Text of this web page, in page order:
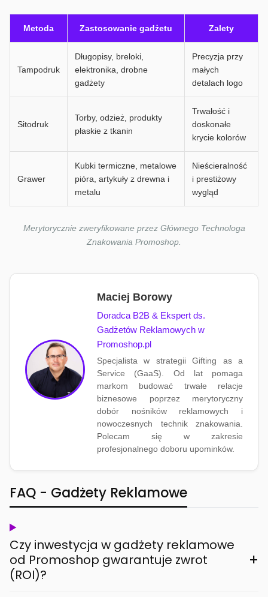
Metoda Zastosowanie gadżetu Zalety
Tampodruk
Długopisy, breloki,
elektronika, drobne
gadżety
Precyzja przy
małych
detalach logo
Sitodruk
Torby, odzież, produkty
płaskie z tkanin
Trwałość i
doskonałe
krycie kolorów
Grawer
Kubki termiczne, metalowe
pióra, artykuły z drewna i
metalu
Nieścieralność
i prestiżowy
wygląd
Merytorycznie zweryfikowane przez Głównego Technologa
Znakowania Promoshop.
Maciej Borowy
Doradca B2B & Ekspert ds.
Gadżetów Reklamowych w
Promoshop.pl
Specjalista w strategii Gifting as a
Service (GaaS). Od lat pomaga
markom budować trwałe relacje
biznesowe poprzez merytoryczny
dobór nośników reklamowych i
nowoczesnych technik znakowania.
Polecam się w zakresie
profesjonalnego doboru upominków.
FAQ - Gadżety Reklamowe
Czy inwestycja w gadżety reklamowe
od Promoshop gwarantuje zwrot
(ROI)?
+